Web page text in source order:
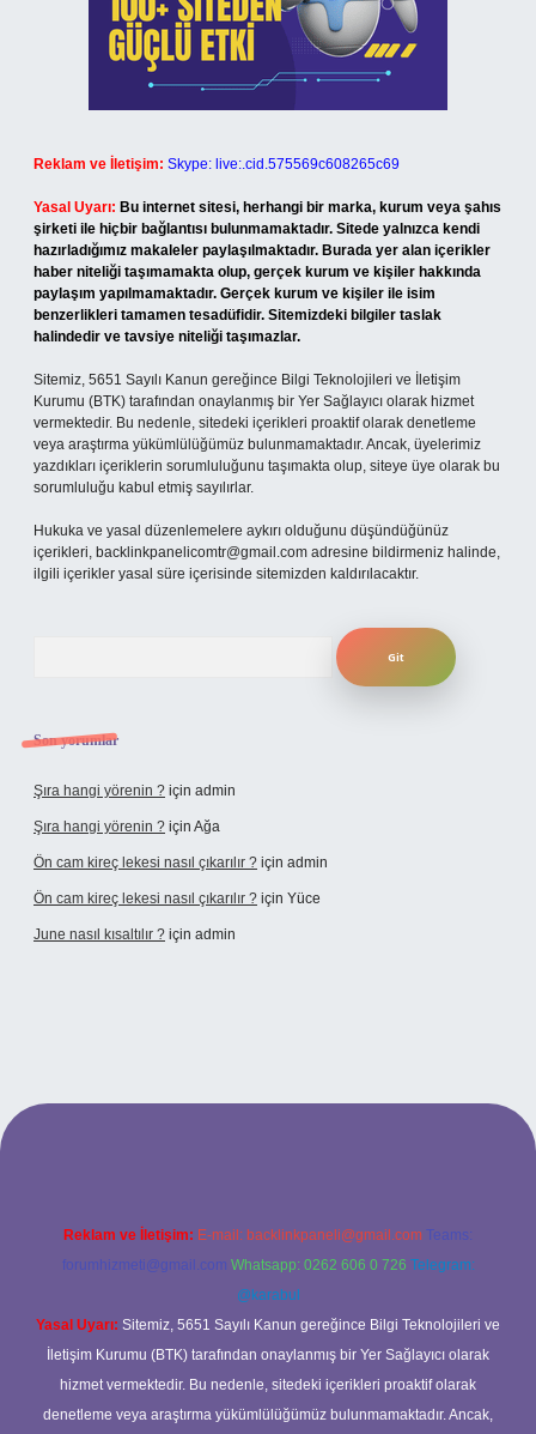
Reklam ve İletişim: Skype: live:.cid.575569c608265c69
Yasal Uyarı: Bu internet sitesi, herhangi bir marka, kurum veya şahıs
şirketi ile hiçbir bağlantısı bulunmamaktadır. Sitede yalnızca kendi
hazırladığımız makaleler paylaşılmaktadır. Burada yer alan içerikler
haber niteliği taşımamakta olup, gerçek kurum ve kişiler hakkında
paylaşım yapılmamaktadır. Gerçek kurum ve kişiler ile isim
benzerlikleri tamamen tesadüfidir. Sitemizdeki bilgiler taslak
halindedir ve tavsiye niteliği taşımazlar.
Sitemiz, 5651 Sayılı Kanun gereğince Bilgi Teknolojileri ve İletişim
Kurumu (BTK) tarafından onaylanmış bir Yer Sağlayıcı olarak hizmet
vermektedir. Bu nedenle, sitedeki içerikleri proaktif olarak denetleme
veya araştırma yükümlülüğümüz bulunmamaktadır. Ancak, üyelerimiz
yazdıkları içeriklerin sorumluluğunu taşımakta olup, siteye üye olarak bu
sorumluluğu kabul etmiş sayılırlar.
Hukuka ve yasal düzenlemelere aykırı olduğunu düşündüğünüz
içerikleri, backlinkpanelicomtr@gmail.com adresine bildirmeniz halinde,
ilgili içerikler yasal süre içerisinde sitemizden kaldırılacaktır.
Son yorumlar
Şıra hangi yörenin ? için admin
Şıra hangi yörenin ? için Ağa
Ön cam kireç lekesi nasıl çıkarılır ? için admin
Ön cam kireç lekesi nasıl çıkarılır ? için Yüce
June nasıl kısaltılır ? için admin
giriş
Reklam ve İletişim: E-mail: backlinkpaneli@gmail.com Teams:
forumhizmeti@gmail.com Whatsapp: 0262 606 0 726 Telegram:
@karabul
Yasal Uyarı: Sitemiz, 5651 Sayılı Kanun gereğince Bilgi Teknolojileri ve
İletişim Kurumu (BTK) tarafından onaylanmış bir Yer Sağlayıcı olarak
hizmet vermektedir. Bu nedenle, sitedeki içerikleri proaktif olarak
denetleme veya araştırma yükümlülüğümüz bulunmamaktadır. Ancak,